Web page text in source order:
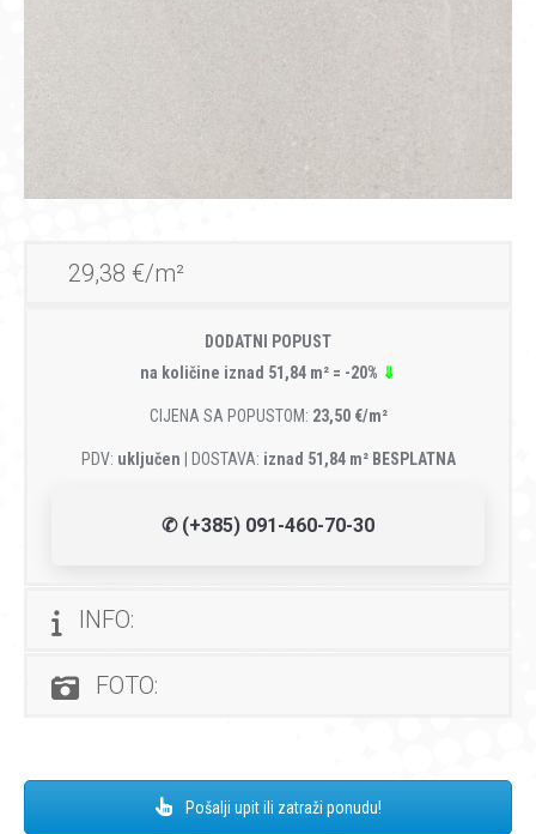
29,38 €/m²
DODATNI POPUST
na količine iznad 51,84 m² = -20% ⇓
CIJENA SA POPUSTOM: 23,50 €/m²
PDV: uključen | DOSTAVA: iznad 51,84 m² BESPLATNA
✆ (+385) 091-460-70-30
INFO:
FOTO:
Pošalji upit ili zatraži ponudu!